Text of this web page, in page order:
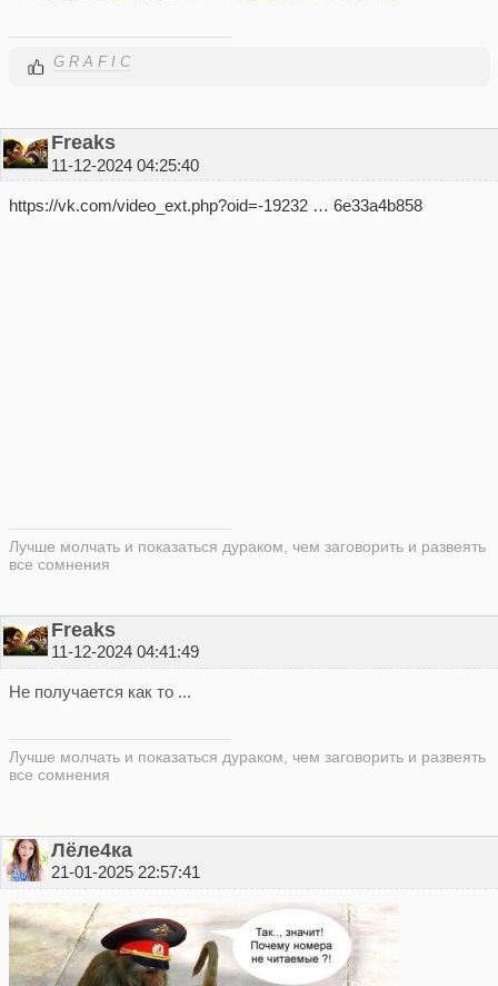
G R A F I C
Freaks
11-12-2024 04:25:40
https://vk.com/video_ext.php?oid=-19232 … 6e33a4b858
Лучше молчать и показаться дураком, чем заговорить и развеять
все сомнения
Freaks
11-12-2024 04:41:49
Не получается как то ...
Лучше молчать и показаться дураком, чем заговорить и развеять
все сомнения
Лёле4ка
21-01-2025 22:57:41